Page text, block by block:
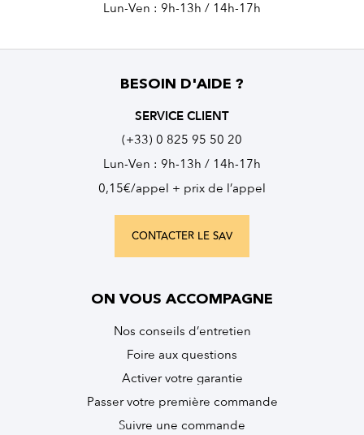
Lun-Ven : 9h-13h / 14h-17h
BESOIN D'AIDE ?
SERVICE CLIENT
(+33) 0 825 95 50 20
Lun-Ven : 9h-13h / 14h-17h
0,15€/appel + prix de l’appel
CONTACTER LE SAV
ON VOUS ACCOMPAGNE
Nos conseils d’entretien
Foire aux questions
Activer votre garantie
Passer votre première commande
Suivre une commande